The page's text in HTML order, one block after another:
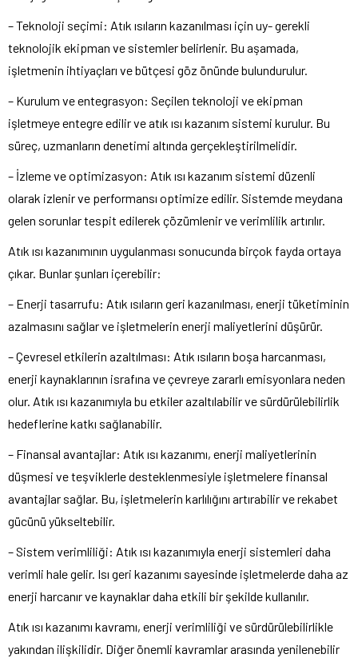
– Teknoloji seçimi: Atık ısıların kazanılması için uy- gerekli
teknolojik ekipman ve sistemler belirlenir. Bu aşamada,
işletmenin ihtiyaçları ve bütçesi göz önünde bulundurulur.
– Kurulum ve entegrasyon: Seçilen teknoloji ve ekipman
işletmeye entegre edilir ve atık ısı kazanım sistemi kurulur. Bu
süreç, uzmanların denetimi altında gerçekleştirilmelidir.
– İzleme ve optimizasyon: Atık ısı kazanım sistemi düzenli
olarak izlenir ve performansı optimize edilir. Sistemde meydana
gelen sorunlar tespit edilerek çözümlenir ve verimlilik artırılır.
Atık ısı kazanımının uygulanması sonucunda birçok fayda ortaya
çıkar. Bunlar şunları içerebilir:
– Enerji tasarrufu: Atık ısıların geri kazanılması, enerji tüketiminin
azalmasını sağlar ve işletmelerin enerji maliyetlerini düşürür.
– Çevresel etkilerin azaltılması: Atık ısıların boşa harcanması,
enerji kaynaklarının israfına ve çevreye zararlı emisyonlara neden
olur. Atık ısı kazanımıyla bu etkiler azaltılabilir ve sürdürülebilirlik
hedeflerine katkı sağlanabilir.
– Finansal avantajlar: Atık ısı kazanımı, enerji maliyetlerinin
düşmesi ve teşviklerle desteklenmesiyle işletmelere finansal
avantajlar sağlar. Bu, işletmelerin karlılığını artırabilir ve rekabet
gücünü yükseltebilir.
– Sistem verimliliği: Atık ısı kazanımıyla enerji sistemleri daha
verimli hale gelir. Isı geri kazanımı sayesinde işletmelerde daha az
enerji harcanır ve kaynaklar daha etkili bir şekilde kullanılır.
Atık ısı kazanımı kavramı, enerji verimliliği ve sürdürülebilirlikle
yakından ilişkilidir. Diğer önemli kavramlar arasında yenilenebilir